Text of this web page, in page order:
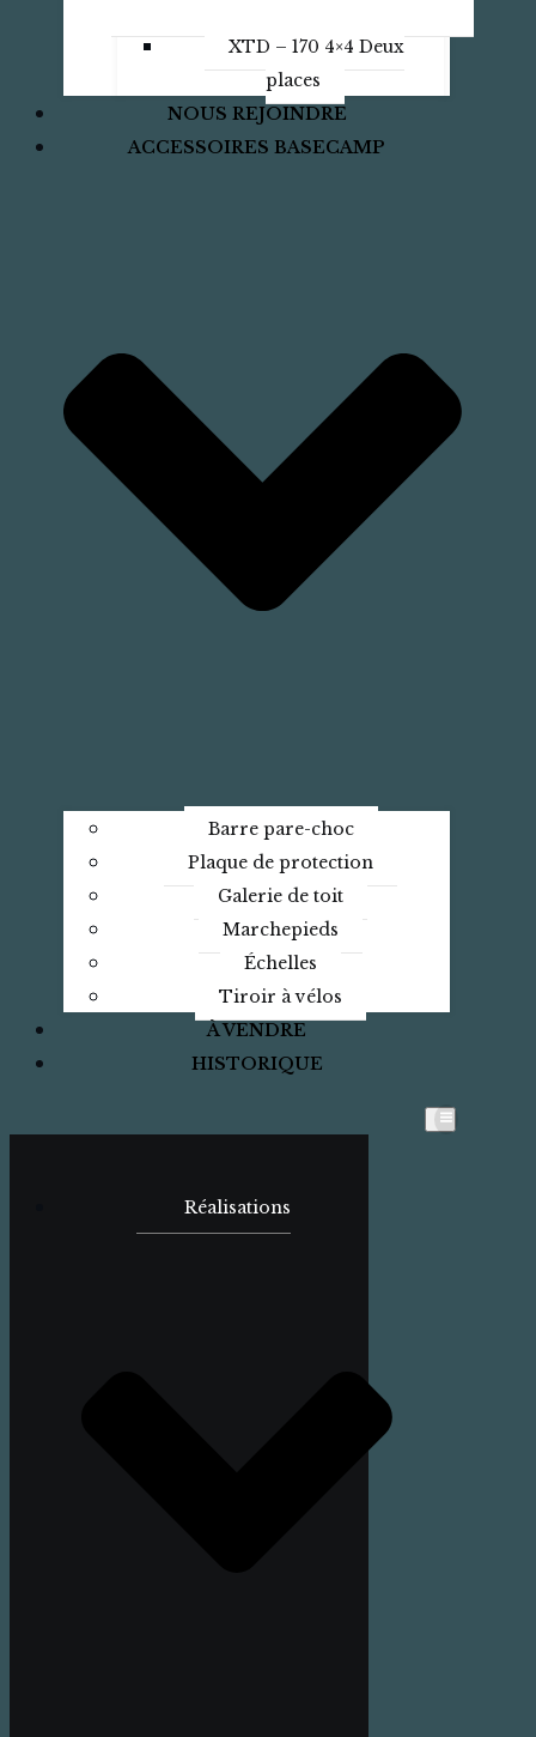
XTD – 170 4×4 Deux
places
NOUS REJOINDRE
ACCESSOIRES BASECAMP
Barre pare-choc
Plaque de protection
Galerie de toit
Marchepieds
Échelles
Tiroir à vélos
À VENDRE
HISTORIQUE
Réalisations